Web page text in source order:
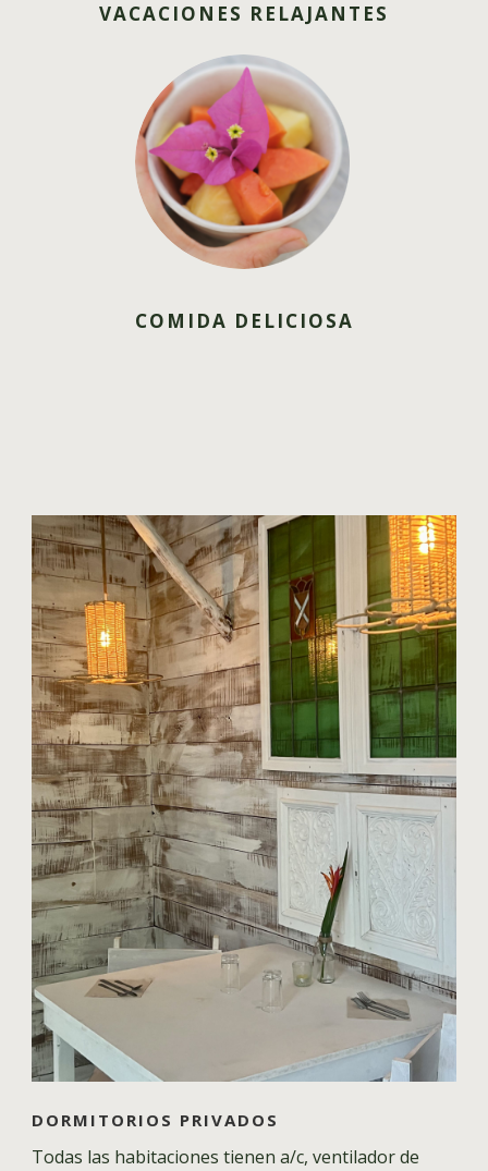
VACACIONES RELAJANTES
COMIDA DELICIOSA
DORMITORIOS PRIVADOS
Todas las habitaciones tienen a/c, ventilador de